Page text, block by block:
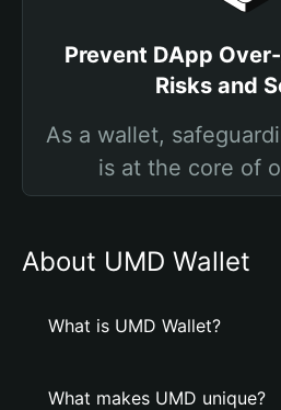
Prevent DApp
Risks and
As a wallet,
is at the core of
About UMD Wallet
What is UMD Wallet?
What makes UMD unique?